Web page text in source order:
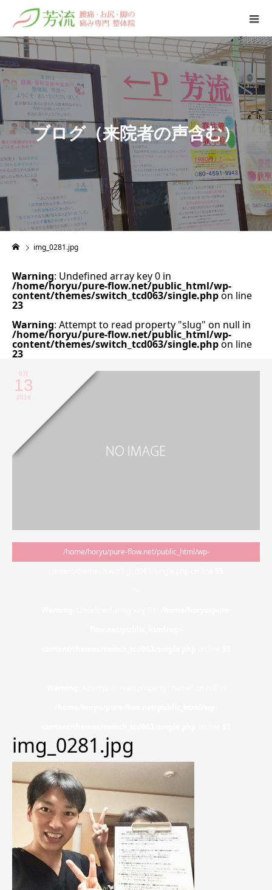
ブログ（来院者の声含む）
img_0281.jpg
Warning: Undefined array key 0 in
/home/horyu/pure-flow.net/public_html/wp-
content/themes/switch_tcd063/single.phpon line
23
Warning: Attempt to read property "slug" on null in
/home/horyu/pure-flow.net/public_html/wp-
content/themes/switch_tcd063/single.phpon line
23
9月
13
2018
/home/horyu/pure-flow.net/public_html/wp-
img_0281.jpg